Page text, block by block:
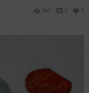
347 0 0